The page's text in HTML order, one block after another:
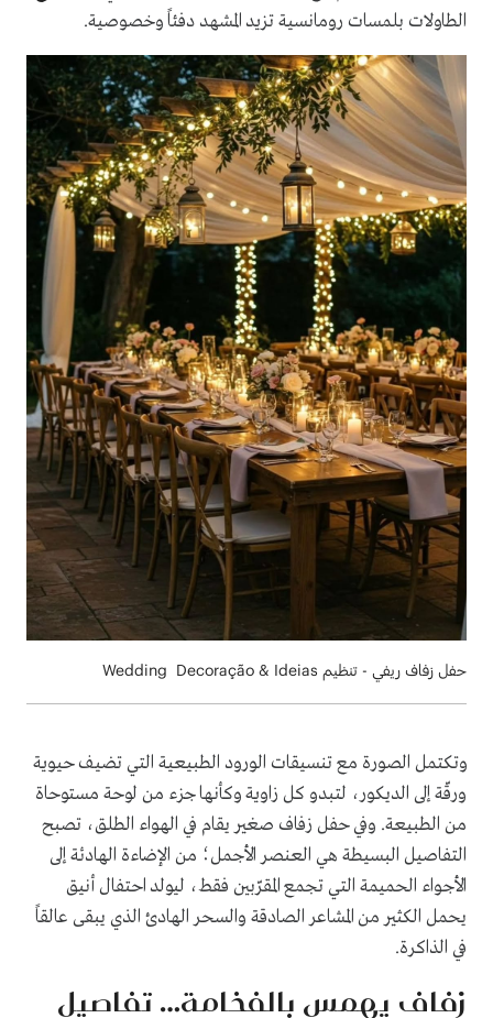
الطاولات بلمسات رومانسية تزيد المشهد دفئاً وخصوصية.
حفل زفاف ريفي - تنظيم Wedding Decoração & Ideias
وتكتمل الصورة مع تنسيقات الورود الطبيعية التي تضيف حيوية
ورقّة إلى الديكور، لتبدو كل زاوية وكأنها جزء من لوحة مستوحاة
من الطبيعة. وفي حفل زفاف صغير يقام في الهواء الطلق، تصبح
التفاصيل البسيطة هي العنصر الأجمل؛ من الإضاءة الهادئة إلى
الأجواء الحميمة التي تجمع المقرّبين فقط، ليولد احتفال أنيق
يحمل الكثير من المشاعر الصادقة والسحر الهادئ الذي يبقى عالقاً
في الذاكرة.
زفاف يهمس بالفخامة… تفاصيل